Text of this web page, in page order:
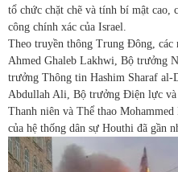
tổ chức chặt chẽ và tính bí mật cao,
công chính xác của Israel.
Theo truyền thông Trung Đông, các
Ahmed Ghaleb Lakhwi, Bộ trưởng
trưởng Thông tin Hashim Sharaf
Abdullah Ali, Bộ trưởng Điện lực
Thanh niên và Thể thao
của hệ thống dân sự Houthi đã gần